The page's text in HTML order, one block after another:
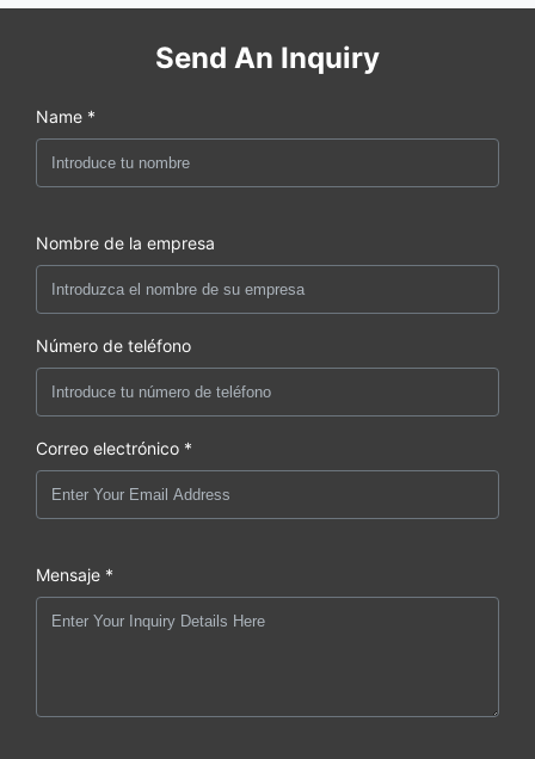
Send An Inquiry
Name *
Nombre de la empresa
Número de teléfono
Correo electrónico *
Mensaje *